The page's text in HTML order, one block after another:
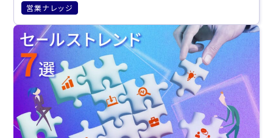
営業ナレッジ